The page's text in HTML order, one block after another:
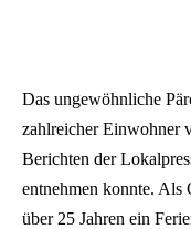
Das ungewöhnliche
zahlreicher Einwohner
Berichten der
entnehmen konnte. Als
über 25 Jahren ein